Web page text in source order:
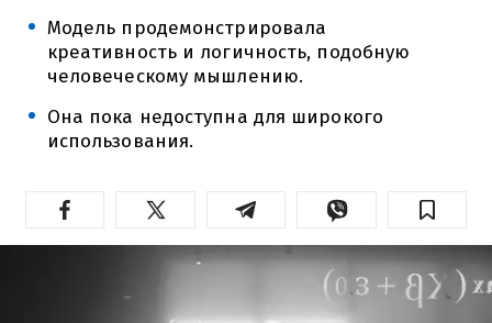
Модель продемонстрировала
креативность и логичность, подобную
человеческому мышлению.
Она пока недоступна для широкого
использования.